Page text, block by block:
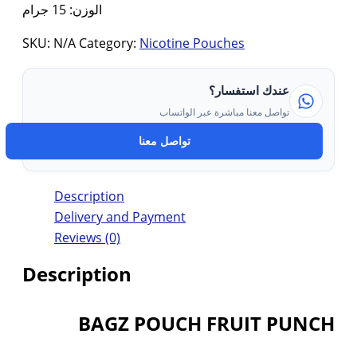
الوزن: 15 جرام
SKU: N/A Category: Nicotine Pouches
عندك استفسار؟
تواصل معنا مباشرة عبر الواتساب
تواصل معنا
Description
Delivery and Payment
Reviews (0)
Description
BAGZ POUCH FRUIT PUNCH